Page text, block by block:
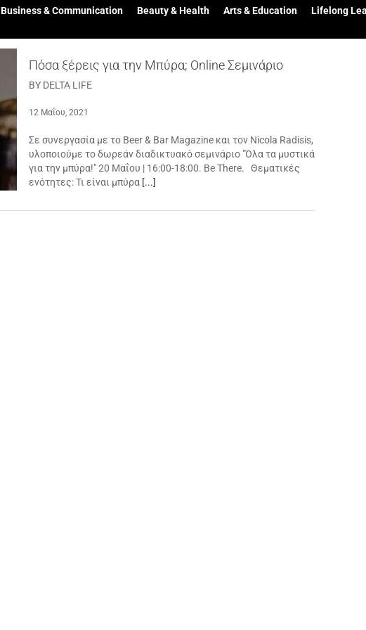
Business & Communication Beauty & Health Arts & Education Lifelong
Πόσα ξέρεις για την Μπύρα; Online Σεμινάριο
BY DELTA LIFE
12 Μαΐου, 2021
Σε συνεργασία με το Beer & Bar Magazine και τον Nicola Radisis,
υλοποιούμε το δωρεάν διαδικτυακό σεμινάριο "Όλα τα μυστικά
για την μπύρα!" 20 Μαΐου | 16:00-18:00. Be There. Θεματικές
ενότητες: Τι είναι μπύρα [...]